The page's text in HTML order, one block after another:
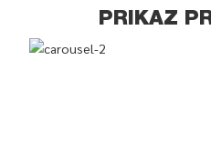
PRIKAZ